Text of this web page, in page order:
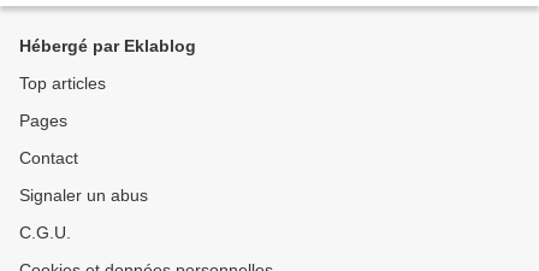
Hébergé par Eklablog
Top articles
Pages
Contact
Signaler un abus
C.G.U.